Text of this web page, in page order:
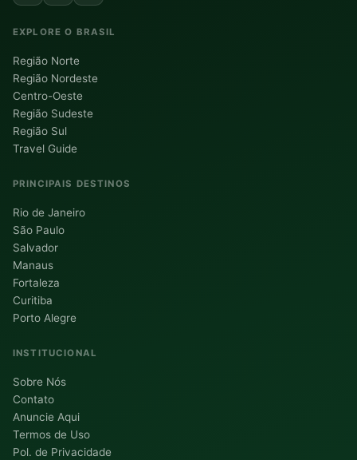
EXPLORE O BRASIL
Região Norte
Região Nordeste
Centro-Oeste
Região Sudeste
Região Sul
Travel Guide
PRINCIPAIS DESTINOS
Rio de Janeiro
São Paulo
Salvador
Manaus
Fortaleza
Curitiba
Porto Alegre
INSTITUCIONAL
Sobre Nós
Contato
Anuncie Aqui
Termos de Uso
Pol. de Privacidade